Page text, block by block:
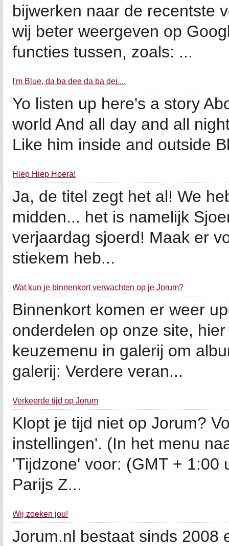
bijwerken naar de recentste
wij beter weergeven op
functies tussen, zoals: ...
I'm Blue, da ba dee da ba dei....
Yo listen up here's a story
world And all day and all
Like him inside and outside
Hiep Hiep Hoera!
Ja, de titel zegt het al! We
midden... het is namelijk
verjaardag sjoerd! Maak er
stiekem heb...
Wat kun je binnenkort verwachten op je Jorum?
Binnenkort komen er weer
onderdelen op onze site,
keuzemenu in galerij om
galerij: Verdere veran...
Verkeerde tijd op Jorum
Klopt je tijd niet op Jorum?
instellingen'. (In het menu
'Tijdzone' voor: (GMT + 1:00
Parijs Z...
Wij zoeken jou!
Jorum.nl bestaat sinds 2008